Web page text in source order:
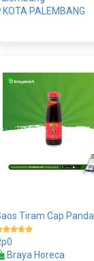
KOTA PALEMBANG
Tiram Cap Panda
Braya Horeca